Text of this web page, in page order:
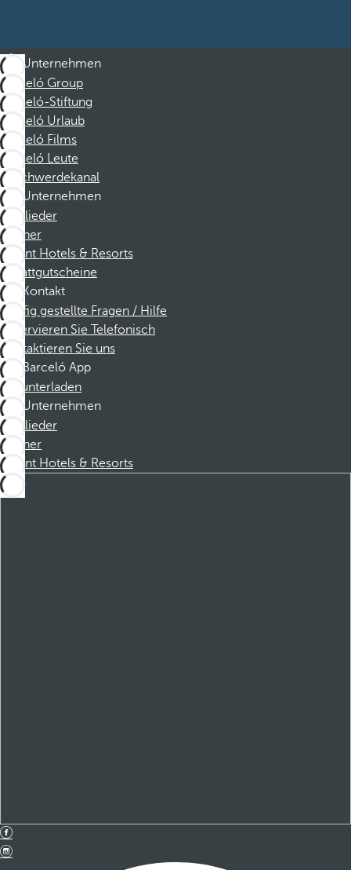
Unternehmen
Barceló Group
Barceló-Stiftung
Barceló Urlaub
Barceló Films
Barceló Leute
Beschwerdekanal
Unternehmen
Mitglieder
Partner
Dorint Hotels & Resorts
Rabattgutscheine
Kontakt
Häufig gestellte Fragen / Hilfe
Reservieren Sie Telefonisch
Kontaktieren Sie uns
Barceló App
Herunterladen
Unternehmen
Mitglieder
Partner
Dorint Hotels & Resorts